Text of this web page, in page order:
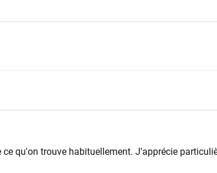
qu'on trouve habituellement. J'apprécie